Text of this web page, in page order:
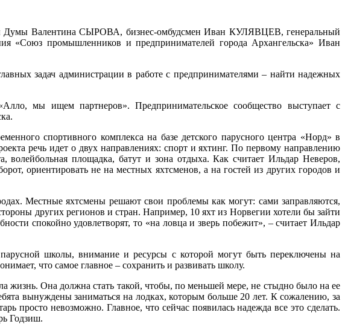
Думы Валентина СЫРОВА, бизнес-омбудсмен Иван КУЛЯВЦЕВ, генеральный
«Союз промышленников и предпринимателей города Архангельска» Иван
задач администрации в работе с предпринимателями – найти надежных
мы ищем партнеров». Предпринимательское сообщество выступает с
спортивного комплекса на базе детского парусного центра «Норд» в
речь идет о двух направлениях: спорт и яхтинг. По первому направлению
волейбольная площадка, батут и зона отдыха. Как считает Ильдар Неверов,
ориентировать не на местных яхтсменов, а на гостей из других городов и
Местные яхтсмены решают свои проблемы как могут: сами заправляются,
других регионов и стран. Например, 10 яхт из Норвегии хотели бы зайти
спокойно удовлетворят, то «на ловца и зверь побежит», – считает Ильдар
школы, внимание и ресурсы с которой могут быть переключены на
что самое главное – сохранить и развивать школу.
жизнь. Она должна стать такой, чтобы, по меньшей мере, не стыдно было на ее
вынуждены заниматься на лодках, которым больше 20 лет. К сожалению, за
просто невозможно. Главное, что сейчас появилась надежда все это сделать.
Годзиш.